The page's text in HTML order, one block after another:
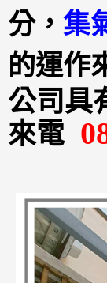
分， 集
的運作
公司具
來電